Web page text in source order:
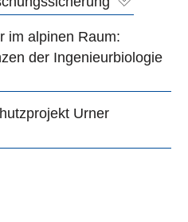
im alpinen Raum:
der Ingenieurbiologie
Urner